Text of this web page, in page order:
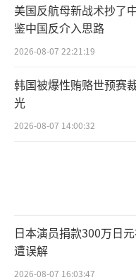
美国反航母新战术抄了
鉴中国反介入思路
2026-08-07 22:21:19
韩国被爆性贿赂世预赛
光
2026-08-07 14:00:32
日本演员捐款300万日
遭误解
2026-08-07 16:03:47